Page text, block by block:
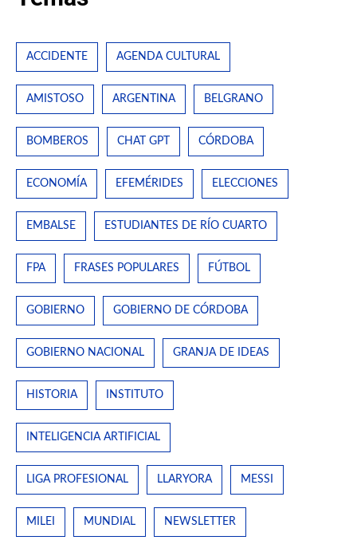
ACCIDENTE AGENDA CULTURAL
AMISTOSO ARGENTINA BELGRANO
BOMBEROS CHAT GPT CÓRDOBA
ECONOMÍA EFEMÉRIDES ELECCIONES
EMBALSE ESTUDIANTES DE RÍO CUARTO
FPA FRASES POPULARES FÚTBOL
GOBIERNO GOBIERNO DE CÓRDOBA
GOBIERNO NACIONAL GRANJA DE IDEAS
HISTORIA INSTITUTO
INTELIGENCIA ARTIFICIAL
LIGA PROFESIONAL LLARYORA MESSI
MILEI MUNDIAL NEWSLETTER